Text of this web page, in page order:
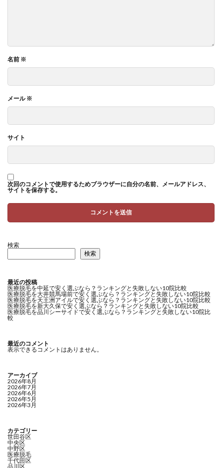
名前 ※
メール※
サイト
次回のコメントで使用するためブラウザーに自分の名前、メールアドレス、
サイトを保存する。
検索
検索
最近の投稿
医療脱毛を中延で安く選ぶなら？ランキングと失敗しない10院比較
医療脱毛を大井競馬場前で安く選ぶなら？ランキングと失敗しない10院比較
医療脱毛を天王洲アイルで安く選ぶなら？ランキングと失敗しない10院比較
医療脱毛を新大久保で安く選ぶなら？ランキングと失敗しない10院比較
医療脱毛を品川シーサイドで安く選ぶなら？ランキングと失敗しない10院比
較
最近のコメント
表示できるコメントはありません。
アーカイブ
2026年8月
2026年7月
2026年6月
2026年5月
2026年3月
カテゴリー
世田谷区
中央区
中野区
医療脱毛
千代田区
品川区